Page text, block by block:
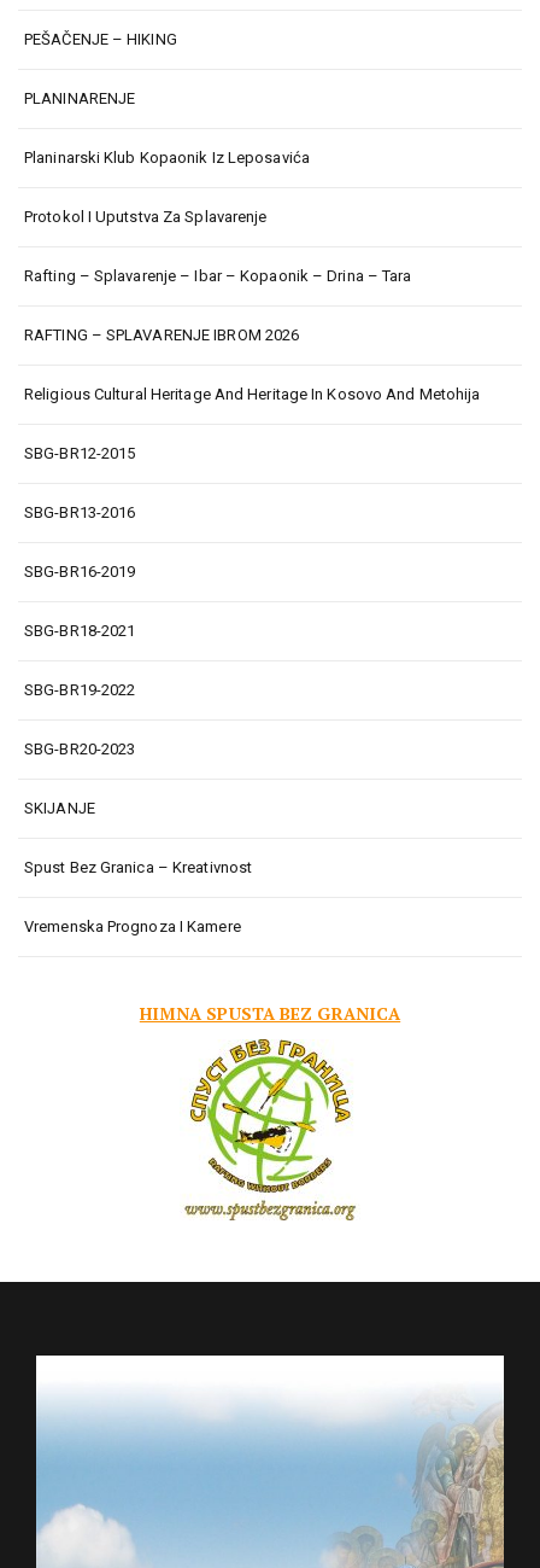
PEŠAČENJE – HIKING
PLANINARENJE
Planinarski Klub Kopaonik Iz Leposavića
Protokol I Uputstva Za Splavarenje
Rafting – Splavarenje – Ibar – Kopaonik – Drina – Tara
RAFTING – SPLAVARENJE IBROM 2026
Religious Cultural Heritage And Heritage In Kosovo And Metohija
SBG-BR12-2015
SBG-BR13-2016
SBG-BR16-2019
SBG-BR18-2021
SBG-BR19-2022
SBG-BR20-2023
SKIJANJE
Spust Bez Granica – Kreativnost
Vremenska Prognoza I Kamere
HIMNA SPUSTA BEZ GRANICA